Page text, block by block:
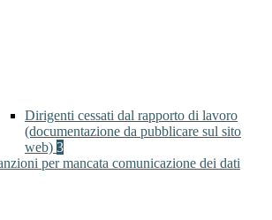
Dirigenti cessati dal rapporto di lavoro
(documentazione da pubblicare sul sito
web) 3
per mancata comunicazione dei dati